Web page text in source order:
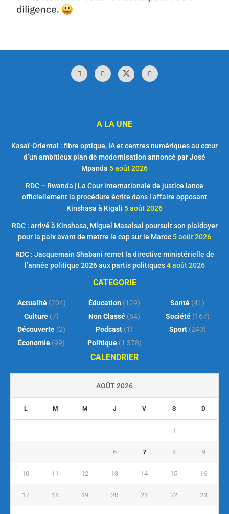
A LA UNE
Kasaï-Oriental : fibre optique, IA et centres numériques au cœur
d’un ambitieux plan de modernisation annoncé par José
Mpanda 5 août 2026
RDC – Rwanda | La Cour internationale de justice lance
officiellement la procédure écrite dans l’affaire opposant
Kinshasa à Kigali 5 août 2026
RDC : arrivé à Kinshasa, Miguel Masaisai poursuit son plaidoyer
pour la paix avant de mettre le cap sur le Maroc 5 août 2026
RDC : Jacquemain Shabani remet la directive ministérielle de
l’année politique 2026 aux partis politiques 4 août 2026
CATEGORIE
Actualité(204)
Culture (7)
Découverte (2)
Économie (99)
Éducation (129)
Non Classé (54)
Podcast (1)
Politique(1 378)
Santé (41)
Société(167)
Sport(240)
CALENDRIER
AOÛT 2026
L M M J V S D
1
6 7 8 9
10 11 12 13 14 15 16
17 18 19 20 21 22 23